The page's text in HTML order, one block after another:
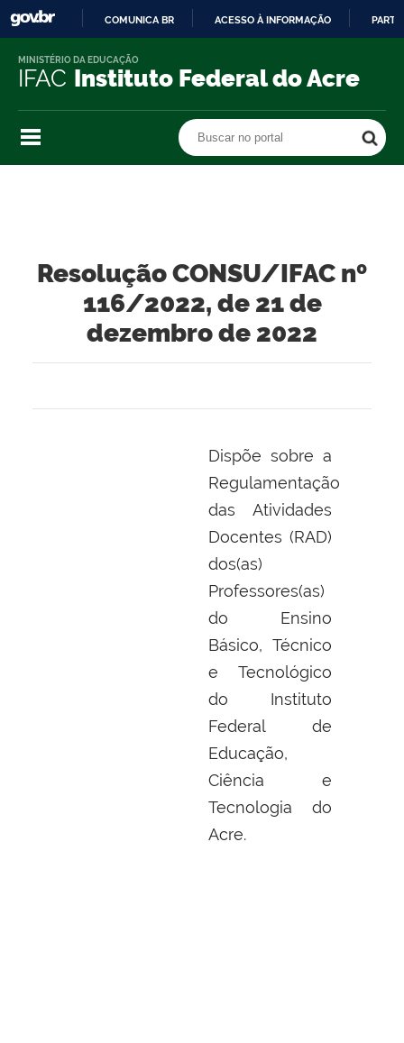
O
COMUNICA BR ACESSO À INFORMAÇÃO
IFAC Instituto Federal do Acre
MINISTÉRIO DA EDUCAÇÃO
Buscar no portal
Resolução CONSU/IFAC nº
116/2022, de 21 de
dezembro de 2022
Dispõe sobre a
Regulamentação
das Atividades
Docentes (RAD)
dos(as)
Professores(as)
do Ensino
Básico, Técnico
e Tecnológico
do Instituto
Federal de
Educação,
Ciência e
Tecnologia do
Acre.